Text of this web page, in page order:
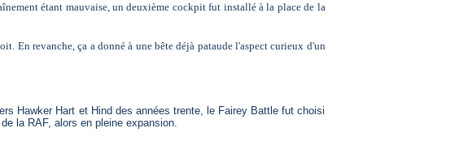
étant mauvaise, un deuxième cockpit fut installé à la place de la
En revanche, ça a donné à une bête déjà pataude l'aspect curieux d'un
Hawker Hart et Hind des années trente, le Fairey Battle fut choisi
la RAF, alors en pleine expansion.